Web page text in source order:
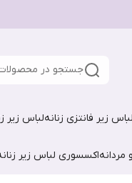
جستجو در
لباس زیر فانتزی زنانهلباس زیر
مردانهاکسسوری لباس زیر